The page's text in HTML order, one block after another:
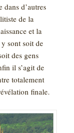
d’autres
de la
et la
sont soit de
des gens
il s’agit de
totalement
finale.